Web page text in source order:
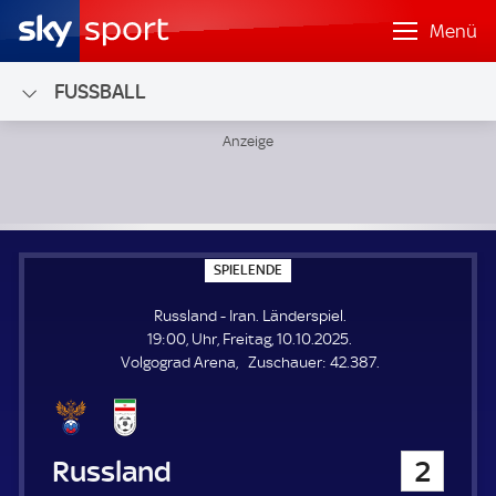
Menü
FUSSBALL
SPIELENDE
P
E
L
E
N
Russland - Iran. Länderspiel.
19:00, Uhr, Freitag, 10.10.2025.
Volgograd Arena
Zuschauer: Z
42.387.
Russland 2